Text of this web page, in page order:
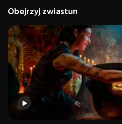
Obejrzyj zwiastun